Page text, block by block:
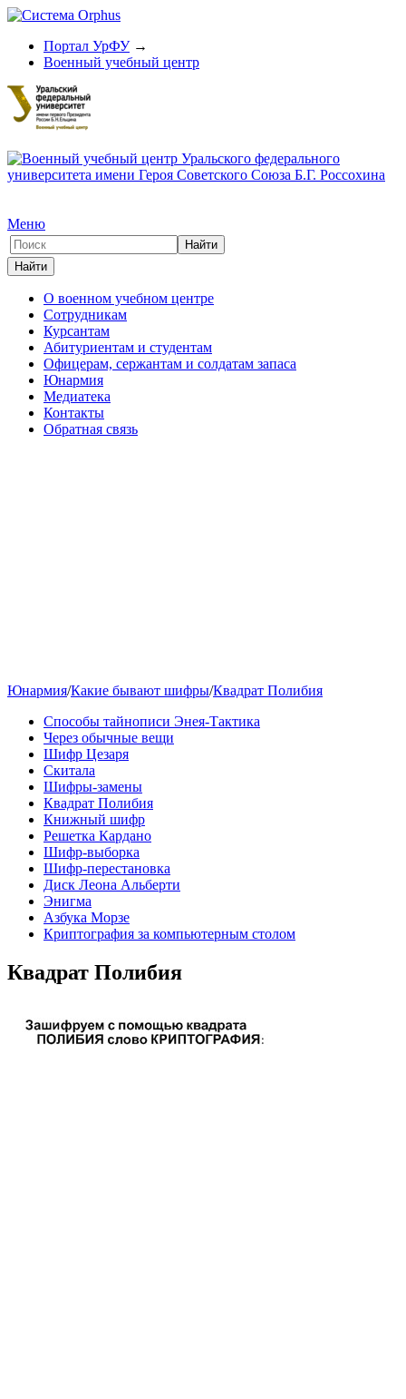
Портал УрФУ→
Военный учебный центр
Меню
О военном учебном центре
Сотрудникам
Курсантам
Абитуриентам и студентам
Офицерам, сержантам и солдатам запаса
Юнармия
Медиатека
Контакты
Обратная связь
Юнармия/Какие бывают шифры/Квадрат Полибия
Способы тайнописи Энея-Тактика
Через обычные вещи
Шифр Цезаря
Скитала
Шифры-замены
Квадрат Полибия
Книжный шифр
Решетка Кардано
Шифр-выборка
Шифр-перестановка
Диск Леона Альберти
Энигма
Азбука Морзе
Криптография за компьютерным столом
Квадрат Полибия